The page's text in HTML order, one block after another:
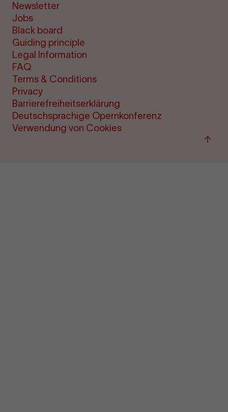
Newsletter
Jobs
Black board
Guiding principle
Legal Information
FAQ
Terms & Conditions
Privacy
Barrierefreiheitserklärung
Deutschsprachige Opernkonferenz
Verwendung von Cookies
Back